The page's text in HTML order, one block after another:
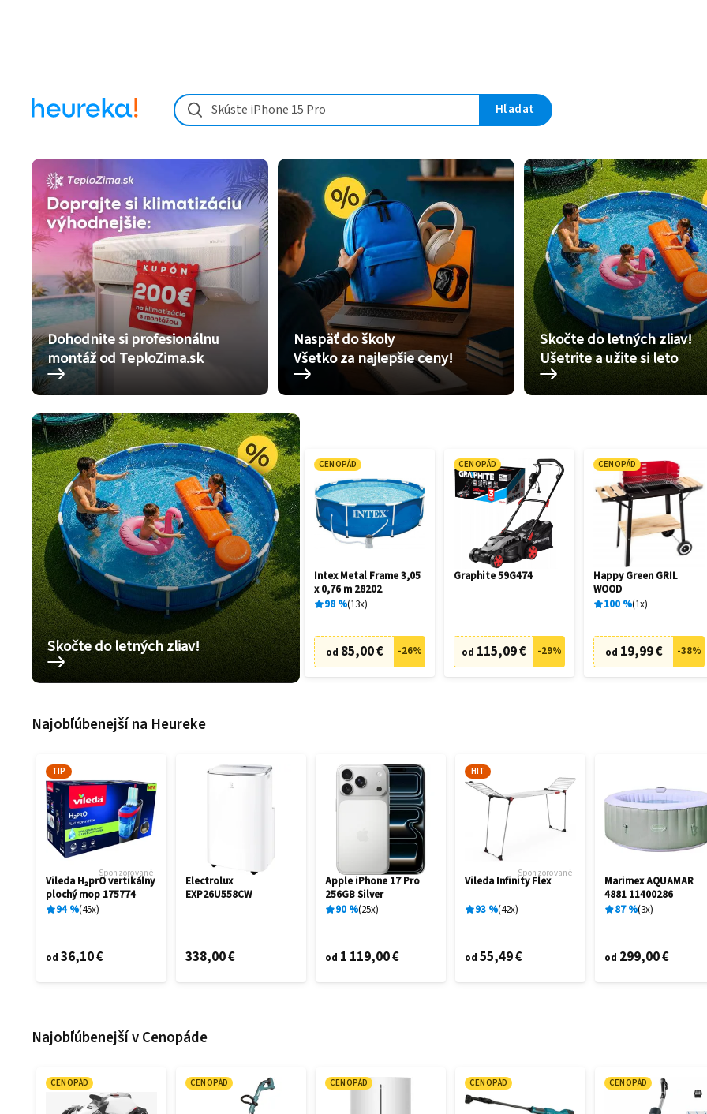
Skúste iPhone 15 Pro Hľadať
Dohodnite si profesionálnu
montáž od TeploZima.sk
Naspäť do školy
Všetko za najlepšie ceny!
Skočte do letných zliav!
Ušetrite a užite si leto
Skočte do letných zliav!
CENOPÁD
Intex Metal Frame 3,05
x 0,76 m 28202
98 % 13x
od 85,00 € -26%
CENOPÁD
Graphite 59G474
od 115,09 € -29%
CENOPÁD
Happy Green GRIL
WOOD
100 % 1x
od 19,99 € -38%
Najobľúbenejší na Heureke
TIP
Sponzorované
Vileda H₂prO vertikálny
plochý mop 175774
94% 45x
od 36,10 €
Electrolux
EXP26U558CW
338,00 €
Apple iPhone 17 Pro
256GB Silver
90 % 25x
od 1 119,00 €
HIT
Sponzorované
Vileda Infinity Flex
93 % 42x
od 55,49 €
Marimex AQUAMAR
4881 11400286
87% 3x
od 299,00 €
Najobľúbenejší v Cenopáde
CENOPÁD CENOPÁD CENOPÁD CENOPÁD CENOPÁD